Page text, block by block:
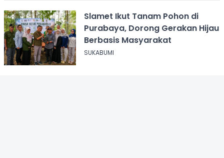
Slamet Ikut Tanam Pohon di
Purabaya, Dorong Gerakan Hijau
Berbasis Masyarakat
SUKABUMI